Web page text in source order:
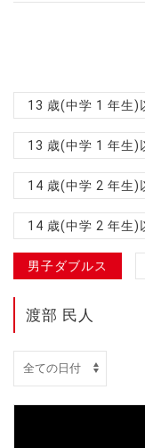
13 歳(中学 1 年生)
13 歳(中学 1 年生)
14 歳(中学 2 年生)
14 歳(中学 2 年生)
男子ダブルス
渡部 民人